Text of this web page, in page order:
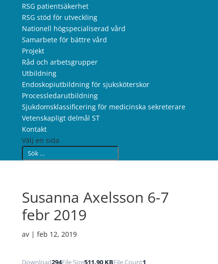
RSG patientsäkerhet
RSG stöd för utveckling
Nationell högspecialiserad vård
Samarbete för bättre vård
Projekt
Råd och arbetsgrupper
Utbildning
Endoskopiutbildning för sjuksköterskor
Processledarutbildning
Sjukdomsklassificering för medicinska sekreterare
Vetenskapligt delmål ST
Kontakt
Välj en sida
Susanna Axelsson 6-7
febr 2019
av | feb 12, 2019
Download294File Size511.90 KBFile Count1